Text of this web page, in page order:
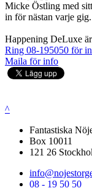
Micke Östling med
in för nästan varje gig.
Happening DeLuxe
Ring 08-195050 för
Maila för info
^
Fantastiska
Box 10011
121 26
08 - 19 50 50